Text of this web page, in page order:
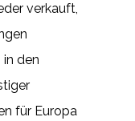
verkauft,
den
für Europa